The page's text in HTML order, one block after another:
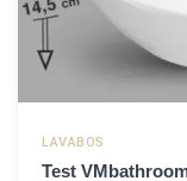
LAVABOS
Test